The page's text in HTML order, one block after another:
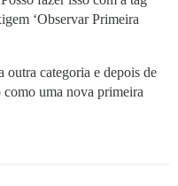
‘Observar Primeira
outra categoria e depois de
como uma nova primeira